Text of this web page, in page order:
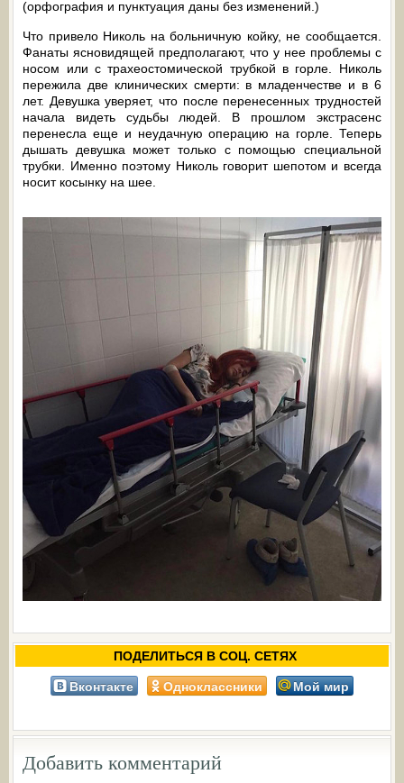
(орфография и пунктуация даны без изменений.)
Что привело Николь на больничную койку, не сообщается.
Фанаты ясновидящей предполагают, что у нее проблемы с
носом или с трахеостомической трубкой в горле. Николь
пережила две клинических смерти: в младенчестве и в 6
лет. Девушка уверяет, что после перенесенных трудностей
начала видеть судьбы людей. В прошлом экстрасенс
перенесла еще и неудачную операцию на горле. Теперь
дышать девушка может только с помощью специальной
трубки. Именно поэтому Николь говорит шепотом и всегда
носит косынку на шее.
ПОДЕЛИТЬСЯ В СОЦ. СЕТЯХ
Вконтакте Одноклассники Мой мир
Добавить комментарий